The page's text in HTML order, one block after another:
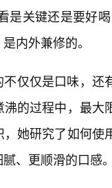
是关键还是要好
内外兼修的。
仅仅是口味，还
的过程中，最
她研究了如何
、更顺滑的口感